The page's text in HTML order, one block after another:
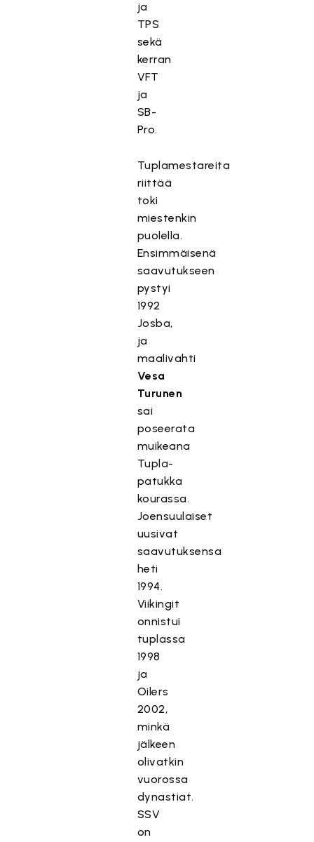
ja
TPS
sekä
kerran
VFT
ja
SB-
Pro.
Tuplamestareita
riittää
toki
miestenkin
puolella.
Ensimmäisenä
saavutukseen
pystyi
1992
Josba,
ja
maalivahti
Vesa
Turunen
sai
poseerata
muikeana
Tupla-
patukka
kourassa.
Joensuulaiset
uusivat
saavutuksensa
heti
1994.
Viikingit
onnistui
tuplassa
1998
ja
Oilers
2002,
minkä
jälkeen
olivatkin
vuorossa
dynastiat.
SSV
on